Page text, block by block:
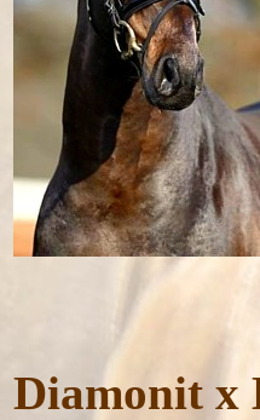
Diamonit x